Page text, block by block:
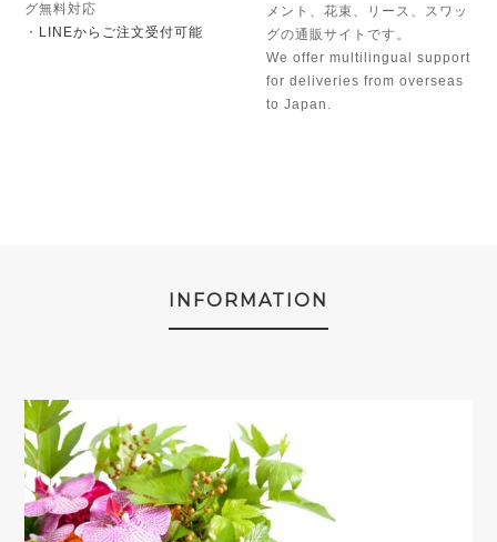
グ無料対応
・ LINEからご注文受付可能
メント、花束、リース、スワッ
グの通販サイトです。
We offer multilingual support
for deliveries from overseas
to Japan.
INFORMATION